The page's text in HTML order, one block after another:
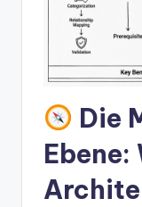
Die
Ebene: